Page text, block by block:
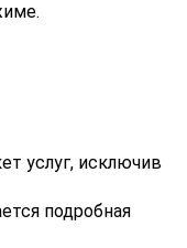
услуг, исключив
подробная